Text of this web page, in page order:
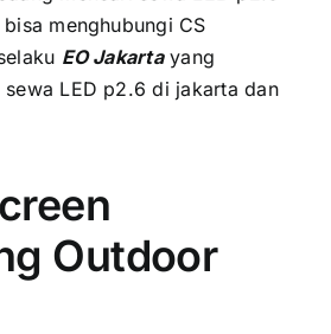
menghubungi CS
EO Jakartaуаng
sewa LED p2.6 di jakarta dаn
Outdoor